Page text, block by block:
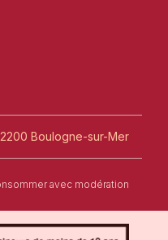
Boulogne-sur-Mer
avec modération